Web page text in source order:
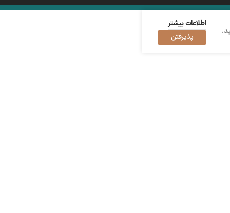
اطلاعات بیشتر
پذیرفتن